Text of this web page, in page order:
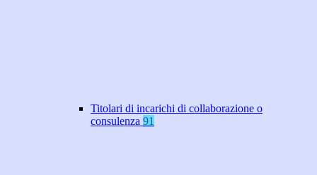
Titolari di incarichi di collaborazione o
consulenza 91